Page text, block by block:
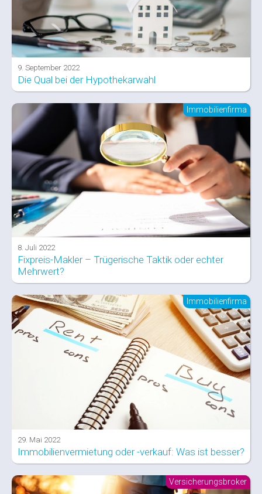
9. September 2022
Die Qual bei der Hypothekarwahl
8. Juli 2022
Fixpreis-Makler – Trügerische Taktik oder echter
Mehrwert?
Immobilienfirma
29. Mai 2022
Immobilienvermietung oder -verkauf: Was ist besser?
Immobilienfirma
Versicherungsbroker